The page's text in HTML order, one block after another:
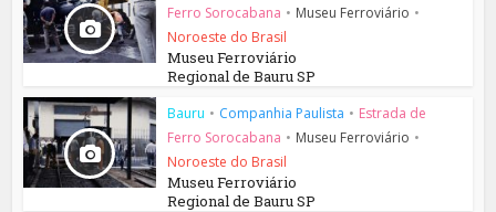
Ferro Sorocabana • Museu Ferroviário •
Noroeste do Brasil
Museu Ferroviário
Regional de Bauru SP
Bauru • Companhia Paulista • Estrada de
Ferro Sorocabana • Museu Ferroviário •
Noroeste do Brasil
Museu Ferroviário
Regional de Bauru SP